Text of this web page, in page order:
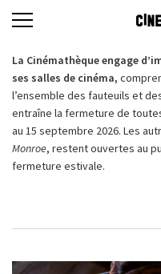
La Cinémathèque engage
ses salles de cinéma,
l’ensemble des fauteuils et
entraîne la fermeture de
au 15 septembre 2026. Les
Monroe, restent ouvertes au
fermeture estivale.